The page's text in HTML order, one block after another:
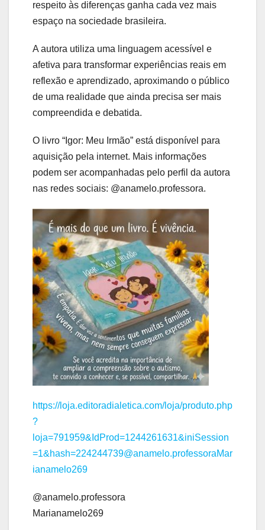
respeito às diferenças ganha cada vez mais
espaço na sociedade brasileira.
A autora utiliza uma linguagem acessível e
afetiva para transformar experiências reais em
reflexão e aprendizado, aproximando o público
de uma realidade que ainda precisa ser mais
compreendida e debatida.
O livro “Igor: Meu Irmão” está disponível para
aquisição pela internet. Mais informações
podem ser acompanhadas pelo perfil da autora
nas redes sociais: @anamelo.professora.
https://loja.editoradialetica.com/loja/produto.php
?
loja=791959&IdProd=1244261631&iniSession
=1&hash=224244739@anamelo.professoraMar
ianamelo269
@anamelo.professora
Marianamelo269